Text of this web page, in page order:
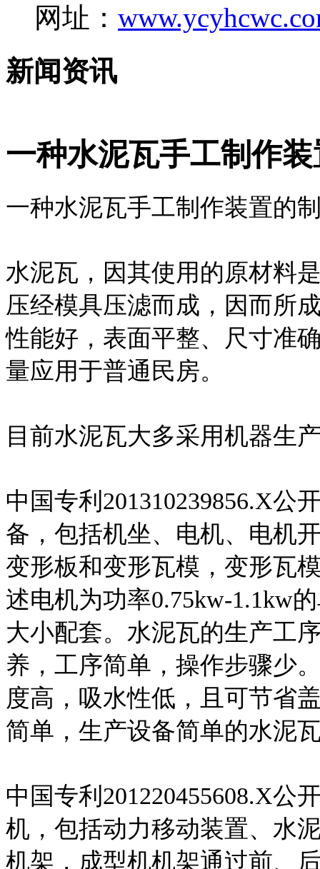
网址：
新闻资讯
一种水泥瓦手工制作
一种水泥瓦手工制作装置的
水泥瓦，因其使用的原材料
压经模具压滤而成，因而所
性能好，表面平整、尺寸准
量应用于普通民房。
目前水泥瓦大多采用机器生
中国专利201310239856.X公
备，包括机坐、电机、电机
变形板和变形瓦模，变形瓦
述电机为功率0.75kw-1.1kw
大小配套。水泥瓦的生产
养，工序简单，操作步骤少
度高，吸水性低，且可节省
简单，生产设备简单的水泥
中国专利201220455608.X公
机，包括动力移动装置、水
机架，成型机机架通过前、